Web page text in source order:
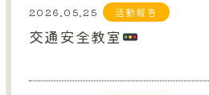
2026.05.25 活動報告
交通安全教室